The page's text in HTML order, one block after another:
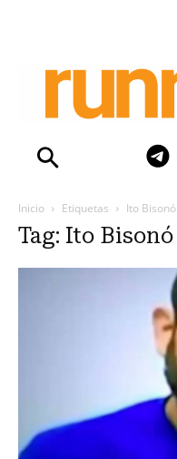
Inicio Etiquetas Ito Bisonó
Tag: Ito Bisonó